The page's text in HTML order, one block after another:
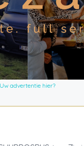
Uw advertentie hier?